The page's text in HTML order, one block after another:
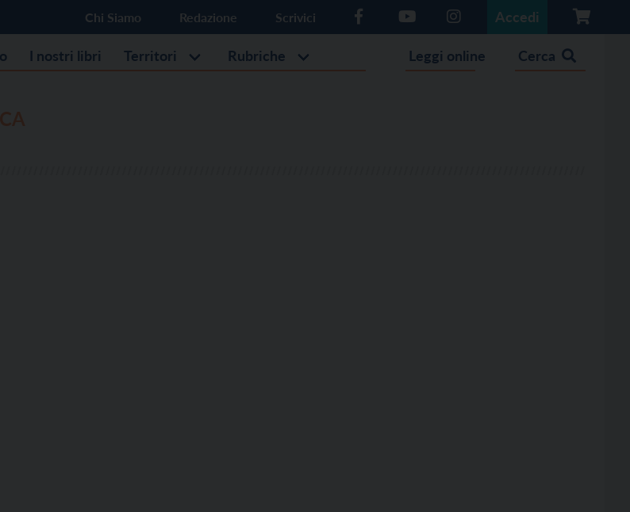
Chi Siamo Redazione Scrivici Accedi
I nostri libri Territori Rubriche Leggi online Cerca